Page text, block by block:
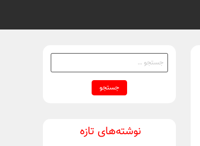
جستجو
برای:
نوشته‌های تازه